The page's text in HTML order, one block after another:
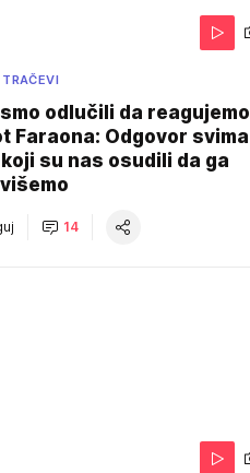
odlučili da reagujemo
Faraona: Odgovor svima
su nas osudili da ga
14